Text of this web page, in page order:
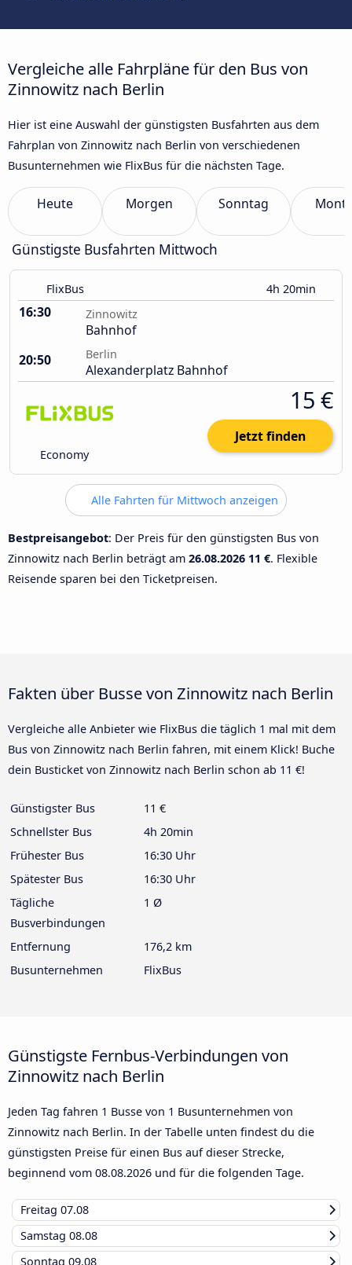
Vergleiche alle Fahrpläne für den Bus von
Zinnowitz nach Berlin
Hier ist eine Auswahl der günstigsten Busfahrten aus dem
Fahrplan von Zinnowitz nach Berlin von verschiedenen
Busunternehmen wie FlixBus für die nächsten Tage.
Heute Morgen Sonntag
Günstigste Busfahrten Mittwoch
FlixBus 4h 20min
16:30 Zinnowitz
Bahnhof
20:50
Berlin
Alexanderplatz Bahnhof
Economy
15 €
Jetzt finden
Alle Fahrten für Mittwoch anzeigen
Bestpreisangebot: Der Preis für den günstigsten Bus von
Zinnowitz nach Berlin beträgt am 26.08.2026 11 €. Flexible
Reisende sparen bei den Ticketpreisen.
Fakten über Busse von Zinnowitz nach Berlin
Vergleiche alle Anbieter wie FlixBus die täglich 1 mal mit dem
Bus von Zinnowitz nach Berlin fahren, mit einem Klick! Buche
dein Busticket von Zinnowitz nach Berlin schon ab 11 €!
Günstigster Bus
11 €
Schnellster Bus
4h 20min
Frühester Bus
16:30 Uhr
Spätester Bus
16:30 Uhr
Tägliche
Busverbindungen
1 Ø
Entfernung
176,2 km
Busunternehmen
FlixBus
Günstigste Fernbus-Verbindungen von
Zinnowitz nach Berlin
Jeden Tag fahren 1 Busse von 1 Busunternehmen von
Zinnowitz nach Berlin. In der Tabelle unten findest du die
günstigsten Preise für einen Bus auf dieser Strecke,
beginnend vom 08.08.2026 und für die folgenden Tage.
Freitag 07.08
Samstag 08.08
Sonntag 09.08